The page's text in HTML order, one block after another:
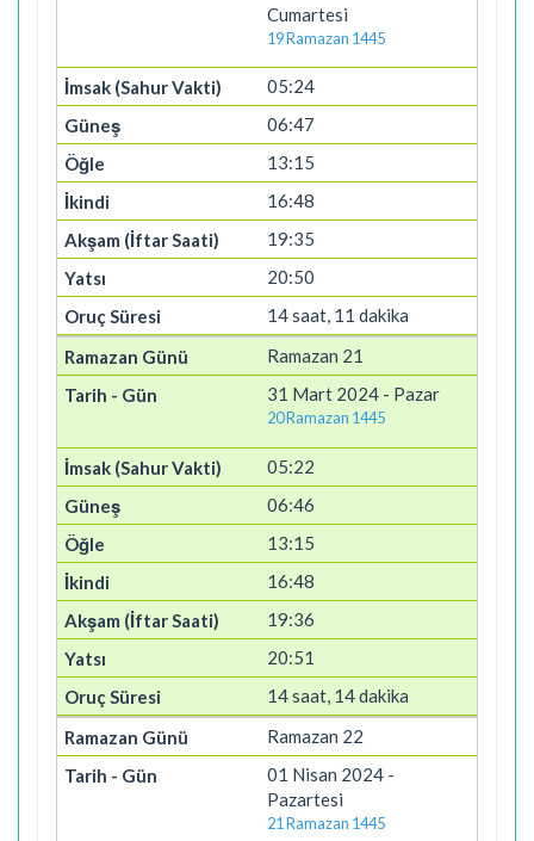
Cumartesi
19 Ramazan 1445
05:24
06:47
13:15
16:48
19:35
20:50
14 saat, 11 dakika
Ramazan 21
31 Mart 2024 - Pazar
20 Ramazan 1445
05:22
06:46
13:15
16:48
19:36
20:51
14 saat, 14 dakika
Ramazan 22
01 Nisan 2024 -
Pazartesi
21 Ramazan 1445